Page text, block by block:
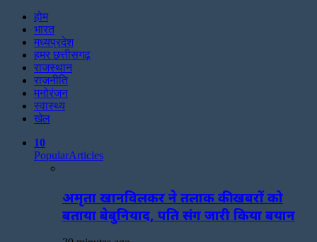
होम
भारत
मध्यप्रदेश
हमर छत्तीसगढ़
राजस्थान
राजनीति
मनोरंजन
स्वास्थ्य
खेल
10
PopularArticles
अमृता खानविलकर ने तलाक की खबरों को
बताया बेबुनियाद, पति संग जारी किया बयान